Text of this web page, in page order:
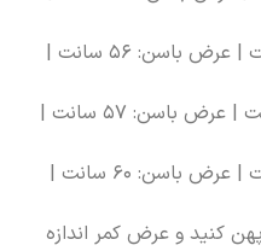
سایز ۴۲ → عرض کمر: ۴۲ سانت | عرض باسن: ۵۶ سانت |
سایز ۴۴ → عرض کمر: ۴۴ سانت | عرض باسن: ۵۷ سانت |
سایز ۴۶ → عرض کمر: ۴۶ سانت | عرض باسن: ۶۰ سانت |
کنید و عرض کمر اندازه